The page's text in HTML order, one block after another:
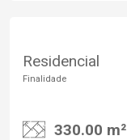
Residencial
Finalidade
330.00 m²